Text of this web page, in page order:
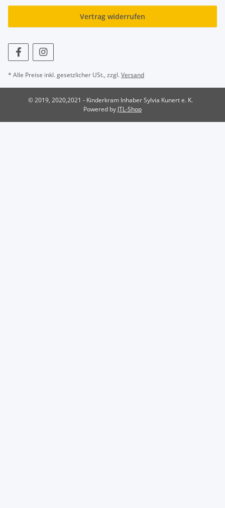
Vertrag widerrufen
* Alle Preise inkl. gesetzlicher USt., zzgl.Versand
© 2019, 2020,2021 - Kinderkram Inhaber Sylvia Kunert e. K.
Powered by JTL-Shop